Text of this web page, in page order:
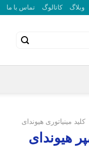
وبلاگ کاتالوگ تماس با ما
کلید مینیاتوری هیوندای